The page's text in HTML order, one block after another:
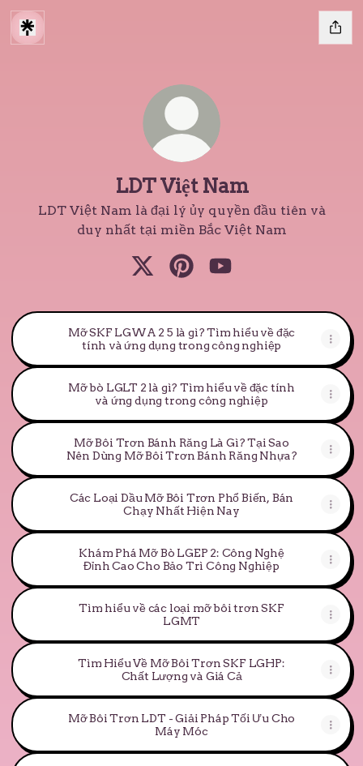
LDT Việt Nam
LDT Việt Nam là đại lý ủy quyền đầu tiên và
duy nhất tại miền Bắc Việt Nam
Mỡ SKF LGWA 2 5 là gì? Tìm hiểu về đặc
tính và ứng dụng trong công nghiệp
Mỡ bò LGLT 2 là gì? Tìm hiểu về đặc tính
và ứng dụng trong công nghiệp
Mỡ Bôi Trơn Bánh Răng Là Gì? Tại Sao
Nên Dùng Mỡ Bôi Trơn Bánh Răng Nhựa?
Các Loại Dầu Mỡ Bôi Trơn Phổ Biến, Bán
Chạy Nhất Hiện Nay
Khám Phá Mỡ Bò LGEP 2: Công Nghệ
Đỉnh Cao Cho Bảo Trì Công Nghiệp
Tìm hiểu về các loại mỡ bôi trơn SKF
LGMT
Tìm Hiểu Về Mỡ Bôi Trơn SKF LGHP:
Chất Lượng và Giá Cả
Mỡ Bôi Trơn LDT - Giải Pháp Tối Ưu Cho
Máy Móc